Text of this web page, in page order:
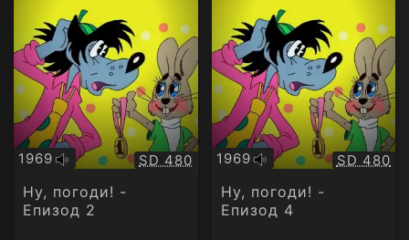
1969
Оригинално
аудио
Качество:
SD 480
Ну, погоди! -
Епизод 2
1969
Оригинално
аудио
SD 480
Ну, погоди! -
Епизод 4